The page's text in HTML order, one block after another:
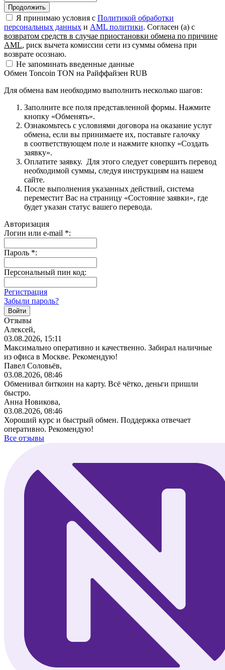
Я принимаю условия c Политикой обработки
персональных данных и AML политики. Согласен (а) с
возвратом средств в случае приостановки обмена по причине
AML, риск вычета комиссии сети из суммы обмена при
возврате осознаю.
Не запоминать введенные данные
Обмен Toncoin TON на Райффайзен RUB
Для обмена вам необходимо выполнить несколько шагов:
Заполните все поля представленной формы. Нажмите
кнопку «Обменять».
Ознакомьтесь с условиями договора на оказание услуг
обмена, если вы принимаете их, поставьте галочку
в соответствующем поле и нажмите кнопку «Создать
заявку».
Оплатите заявку. Для этого следует совершить перевод
необходимой суммы, следуя инструкциям на нашем
сайте.
После выполнения указанных действий, система
переместит Вас на страницу «Состояние заявки», где
будет указан статус вашего перевода.
Авторизация
Логин или e-mail *:
Пароль *:
Персональный пин код:
Регистрация
Забыли пароль?
Отзывы
Алексей,
03.08.2026, 15:11
Максимально оперативно и качественно. Забирал наличные
из офиса в Москве. Рекомендую!
Павел Соловьёв,
03.08.2026, 08:46
Обменивал биткоин на карту. Всё чётко, деньги пришли
быстро.
Анна Новикова,
03.08.2026, 08:46
Хороший курс и быстрый обмен. Поддержка отвечает
оперативно. Рекомендую!
Все отзывы